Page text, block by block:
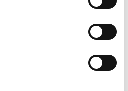
Ihre geografische Lage
(Fingerprinting) identifizieren
wie Ihre persönlichen Daten